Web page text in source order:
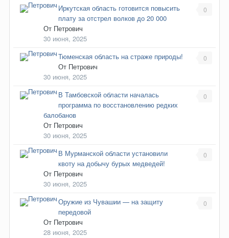
0
Иркутская область готовится повысить
плату за отстрел волков до 20 000
От Петрович
30 июня, 2025
0
Тюменская область на страже природы!
От Петрович
30 июня, 2025
0
В Тамбовской области началась
программа по восстановлению редких
балобанов
От Петрович
30 июня, 2025
0
В Мурманской области установили
квоту на добычу бурых медведей!
От Петрович
30 июня, 2025
0
Оружие из Чувашии — на защиту
передовой
От Петрович
28 июня, 2025